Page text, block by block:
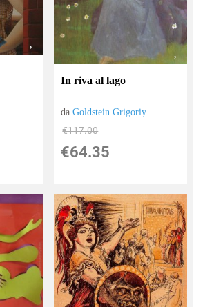
In riva al lago
daGoldstein Grigoriy
€117.00
€64.35